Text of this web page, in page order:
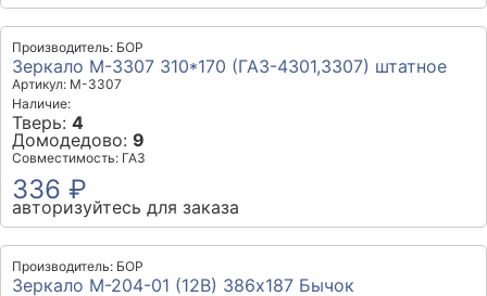
Производитель: БОР
Зеркало М-3307 310*170 (ГАЗ-4301,3307) штатное
Артикул: М-3307
Наличие:
Тверь: 4
Домодедово: 9
Совместимость: ГАЗ
336 ₽
авторизуйтесь для заказа
Производитель: БОР
Зеркало М-204-01 (12В) 386х187 Бычок